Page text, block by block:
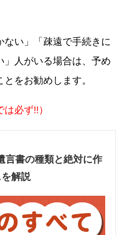
ない」「疎遠で手続きに
」人がいる場合は、予め
をお勧めします。
必ず!!）
言書の種類と絶対に作
解説